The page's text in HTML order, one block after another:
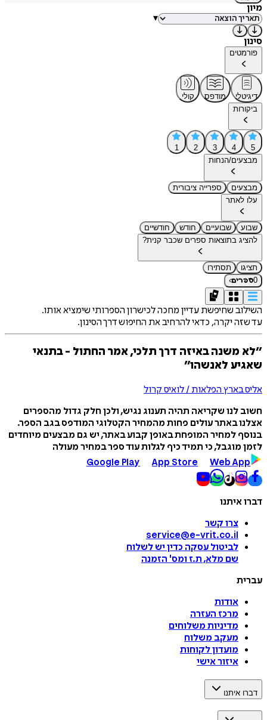
מיון
▾
סינון
פורמטים
דיגיטלי מודפס
קולי
ביקורות
5
4
3
2
1
מבצעים/הנחות
מבצעים
ספרייה ציבורית
עלו לאתר
שבוע שבועיים חודש
חודשיים
להציג בתוצאות ספרים שכבר קנית?
תציגו
תסתירו
0ספרים›
השילוב שחיפשת עדיין מחכה לכישרון הספרותי שימציא אותו.
עד שזה יקרה, כדאי להרחיב את החיפוש דרך הסינון.
״לא משנה באיזה דרך תלכי, אמר החתול - בתנאי
שאגיע לאנשהו״
אליס בארץ הפלאות / לואיס קרול
חשוב לנו שקריאה תהיה תענוג נגיש, ולכן חלק גדול מהספרים
אצלנו באתר עולים פחות מהמחיר הקטלוגי המודפס בגב הספר.
בנוסף למחיר המופחת באופן קבוע באתר, יש גם מבצעים מיוחדים
לזמן מוגבל, כי תמיד כיף לגלות עוד ספר במחיר מעולה
Google Play
App Store Web App
דברו איתנו
צרו קשר
service@e-vrit.co.il
לביטול עסקה כדין יש לשלוח
שם מלא, ת.ז ומס' הזמנה
עברית
אודות
מרכז העזרה
מדיניות משלוחים
מעקב משלוח
מועדון לקוחות
איזור אישי
דברו איתנו